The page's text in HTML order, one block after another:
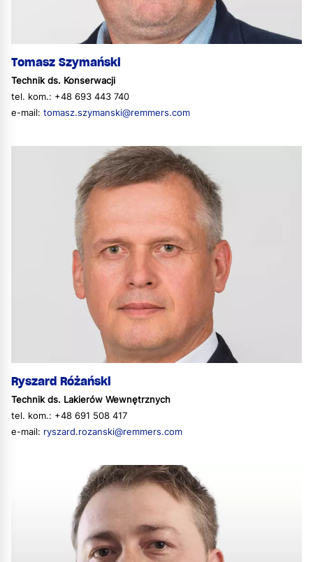
Tomasz Szymański
Technik ds. Konserwacji
tel. kom.: +48 693 443 740
e-mail: tomasz.szymanski@remmers.com
Ryszard Różański
Technik ds. Lakierów Wewnętrznych
tel. kom.: +48 691 508 417
e-mail: ryszard.rozanski@remmers.com